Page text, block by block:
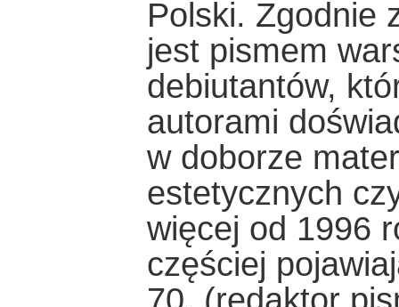
Polski. Zgodnie
jest pismem
debiutantów,
autorami
w doborze
estetycznych
więcej od 1996
częściej
70. (redaktor